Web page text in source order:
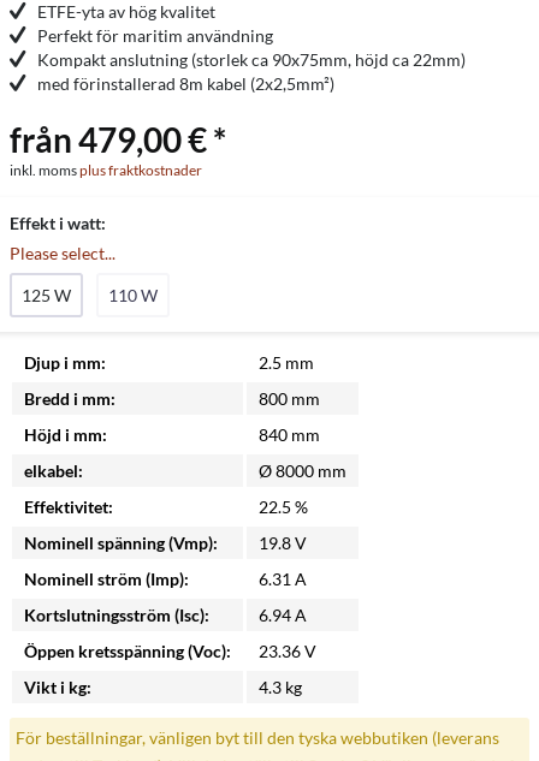
ETFE-yta av hög kvalitet
Perfekt för maritim användning
Kompakt anslutning (storlek ca 90x75mm, höjd ca 22mm)
med förinstallerad 8m kabel (2x2,5mm²)
från 479,00 € *
inkl. momsplus fraktkostnader
Effekt i watt:
Please select...
125 W 110 W
Djup i mm:
2.5 mm
Bredd i mm:
800 mm
Höjd i mm:
840 mm
elkabel:
Ø 8000 mm
Effektivitet:
22.5 %
Nominell spänning (Vmp):
19.8 V
Nominell ström (Imp):
6.31 A
Kortslutningsström (Isc):
6.94 A
Öppen kretsspänning (Voc):
23.36 V
Vikt i kg:
4.3 kg
För beställningar, vänligen byt till den tyska webbutiken (leverans